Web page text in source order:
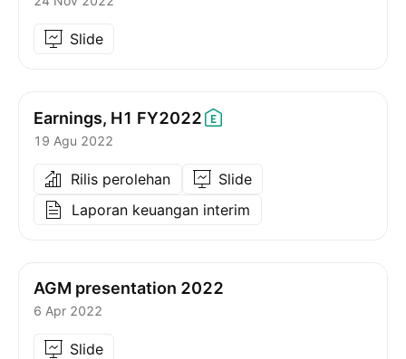
Slide
Earnings, H1 FY2022
19 Agu 2022
Rilis perolehan
Slide
Laporan keuangan interim
AGM presentation 2022
6 Apr 2022
Slide